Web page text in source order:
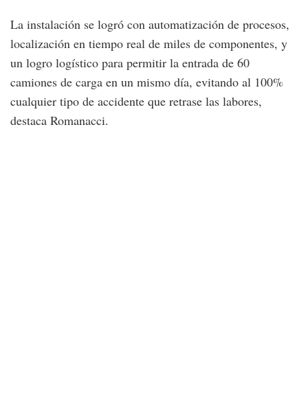
La instalación se logró con automatización de procesos,
localización en tiempo real de miles de componentes, y
un logro logístico para permitir la entrada de 60
camiones de carga en un mismo día, evitando al 100%
cualquier tipo de accidente que retrase las labores,
destaca Romanacci.